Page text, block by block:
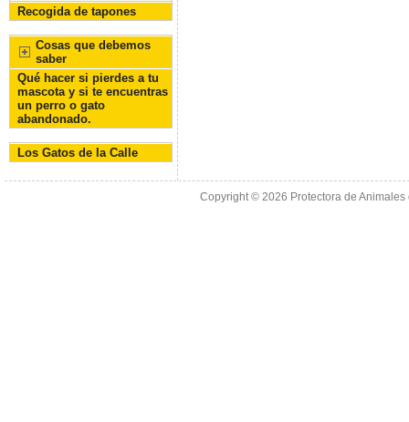
Recogida de tapones
Cosas que debemos
saber
Qué hacer si pierdes a tu
mascota y si te encuentras
un perro o gato
abandonado.
Los Gatos de la Calle
Copyright © 2026 Protectora de Animales